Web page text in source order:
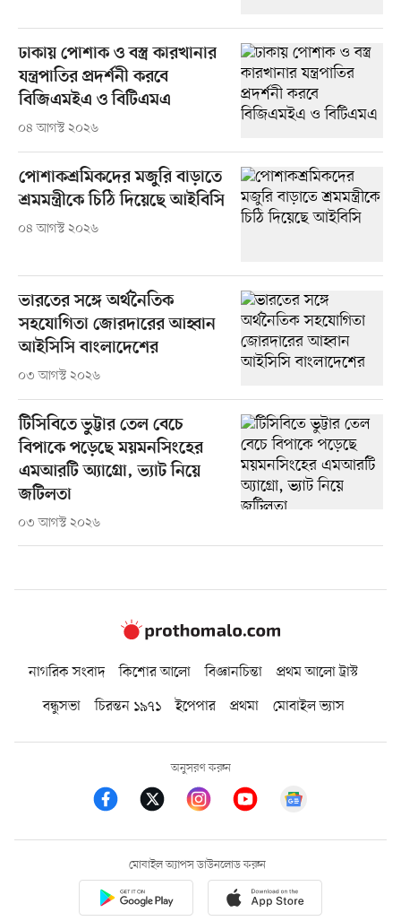
ঢাকায় পোশাক ও বস্ত্র কারখানার
যন্ত্রপাতির প্রদর্শনী করবে
বিজিএমইএ ও বিটিএমএ
০৪ আগস্ট ২০২৬
পোশাকশ্রমিকদের মজুরি বাড়াতে
শ্রমমন্ত্রীকে চিঠি দিয়েছে আইবিসি
০৪ আগস্ট ২০২৬
ভারতের সঙ্গে অর্থনৈতিক
সহযোগিতা জোরদারের আহ্বান
আইসিসি বাংলাদেশের
০৩ আগস্ট ২০২৬
টিসিবিতে ভুট্টার তেল বেচে
বিপাকে পড়েছে ময়মনসিংহের
এমআরটি অ্যাগ্রো, ভ্যাট নিয়ে
জটিলতা
০৩ আগস্ট ২০২৬
নাগরিক সংবাদ কিশোর আলো বিজ্ঞানচিন্তা
প্রথম আলো ট্রাস্ট
বন্ধুসভা
চিরন্তন ১৯৭১ ইপেপার প্রথমা মোবাইল ভ্যাস
অনুসরণ করুন
মোবাইল অ্যাপস ডাউনলোড করুন